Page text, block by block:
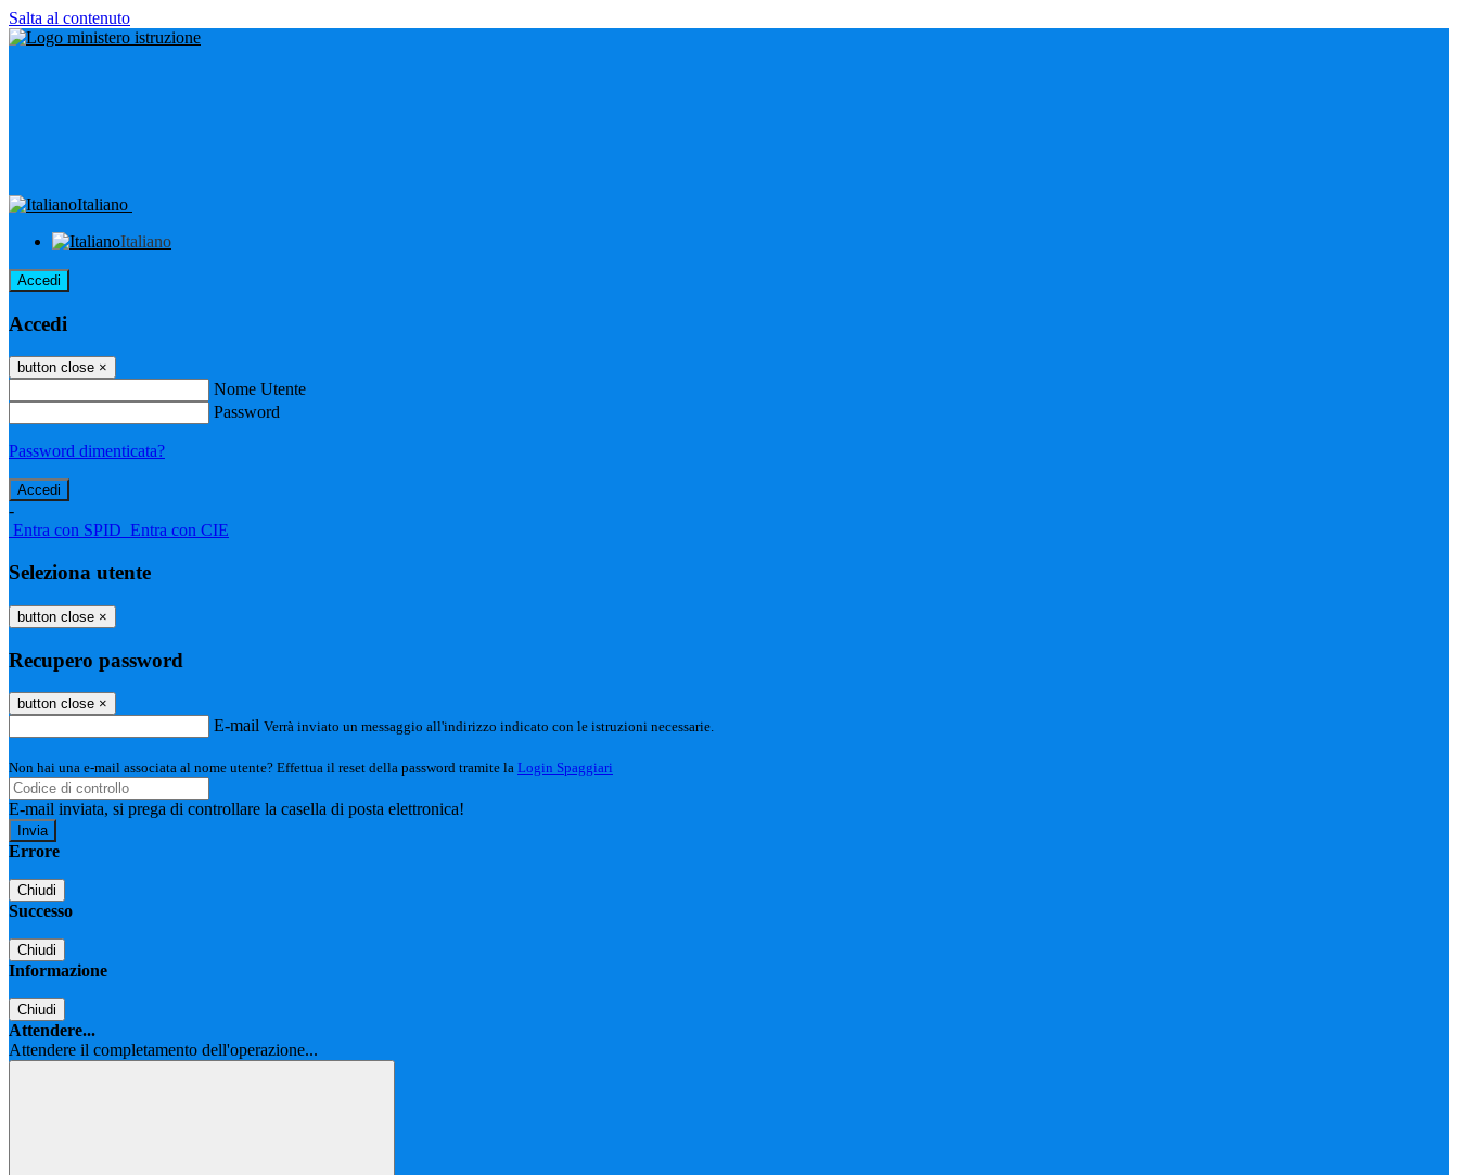
Salta al contenuto
Italiano
Italiano
Accedi
Accedi
button close ×
Nome Utente
Password
Password dimenticata?
-
Entra con SPID Entra con CIE
Seleziona utente
button close ×
Recupero password
button close ×
E-mail Verrà inviato un messaggio all'indirizzo indicato con le istruzioni necessarie.
Non hai una e-mail associata al nome utente? Effettua il reset della password tramite la Login Spaggiari
E-mail inviata, si prega di controllare la casella di posta elettronica!
Errore
Chiudi
Successo
Chiudi
Informazione
Chiudi
Attendere...
Attendere il completamento dell'operazione...